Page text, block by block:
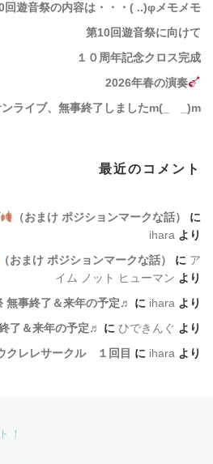
回遊音祭の内容は・・・( ..)φメモメモ
第10回遊音祭に向けて
１０周年記念クロス完成
2026年春の演奏
ンライブ、無事終了しましたm(_ _)m
最近のコメント
（おまけ ポジションマークな話）
に
ihara より
（おまけ ポジションマークな話） に ア
イム ノット ヒューマン より
無事終了＆来年の予定♬
に ihara より
了＆来年の予定♬
に ひできんぐ より
クレレサークル １回目 に ihara より
！